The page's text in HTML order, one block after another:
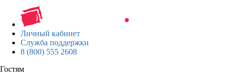
Личный кабинет
Служба поддержки
8 (800) 555 2608
Гостям